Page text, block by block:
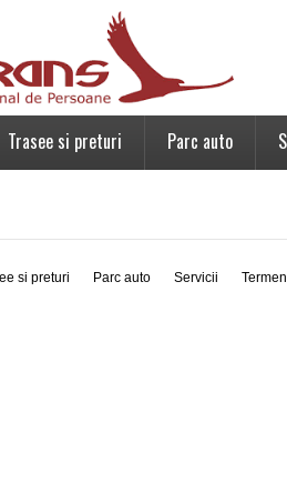
Trasee si preturi Parc auto
si preturi Parc auto Servicii